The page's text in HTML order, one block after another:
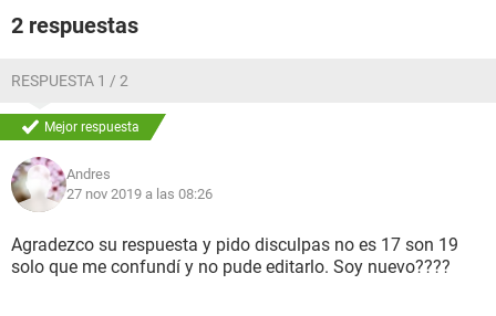
2 respuestas
RESPUESTA 1 / 2
Mejor respuesta
Andres
27 nov 2019 a las 08:26
Agradezco su respuesta y pido disculpas no es 17 son 19
solo que me confundí y no pude editarlo. Soy nuevo????